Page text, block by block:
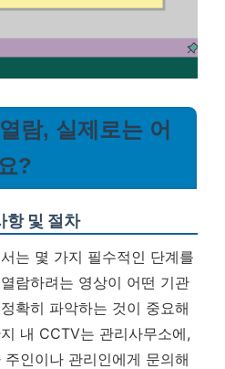
람, 실제로는 어
?
항 및 절차
는 몇 가지 필수적인 단계를
람하려는 영상이 어떤 기관
확히 파악하는 것이 중요해
내 CCTV는 관리사무소에,
인이나 관리인에게 문의해